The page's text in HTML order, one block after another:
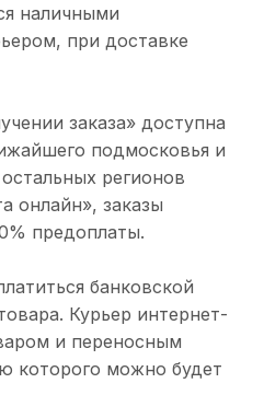
наличными
при доставке
заказа» доступна
подмосковья и
регионов
онлайн», заказы
предоплаты.
банковской
Курьер интернет-
и переносным
которого можно будет